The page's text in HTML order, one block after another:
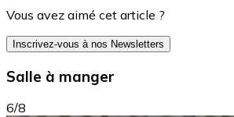
Vous avez aimé cet article ?
Inscrivez-vous à nos Newsletters
Salle à manger
6/8